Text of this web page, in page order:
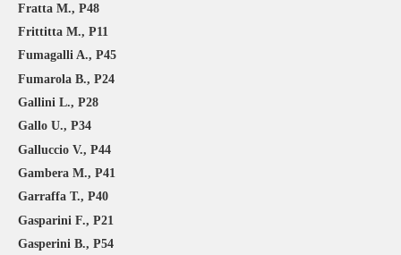
Fratta M., P48
Frittitta M., P11
Fumagalli A., P45
Fumarola B., P24
Gallini L., P28
Gallo U., P34
Galluccio V., P44
Gambera M., P41
Garraffa T., P40
Gasparini F., P21
Gasperini B., P54